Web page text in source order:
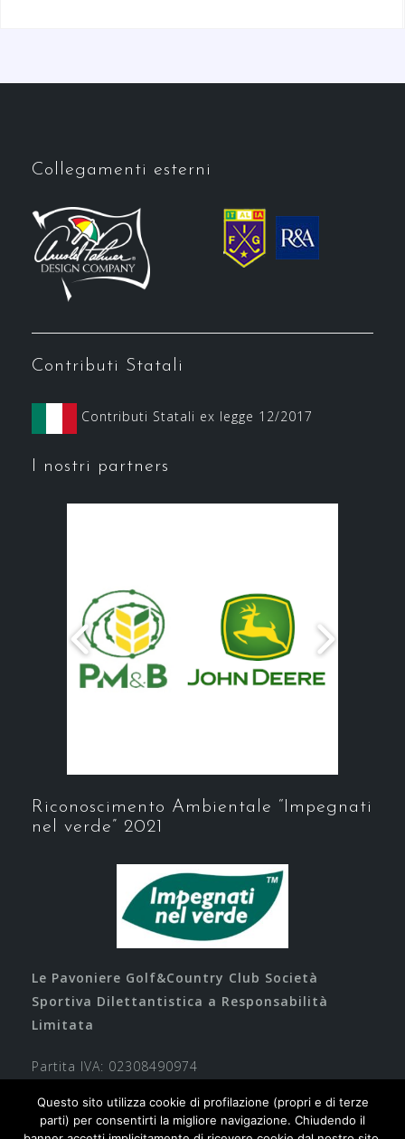
Collegamenti esterni
Contributi Statali
Contributi Statali ex legge 12/2017
I nostri partners
Riconoscimento Ambientale “Impegnati
nel verde” 2021
Le Pavoniere Golf&Country Club Società
Sportiva Dilettantistica a Responsabilità
Limitata
Partita IVA: 02308490974
Questo sito utilizza cookie di profilazione (propri e di terze
parti) per consentirti la migliore navigazione. Chiudendo il